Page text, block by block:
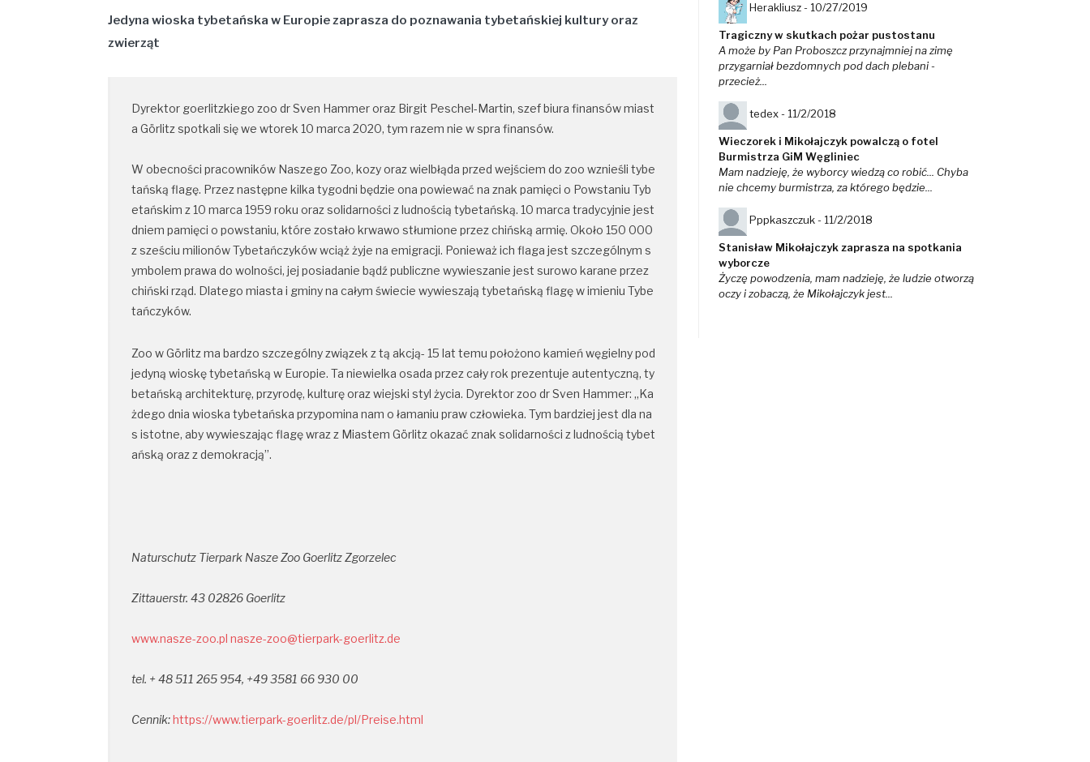
Jedyna wioska tybetańska w Europie zaprasza do poznawania tybetańskiej kultury oraz
zwierząt
Dyrektor goerlitzkiego zoo dr Sven Hammer oraz Birgit Peschel-Martin, szef biura finansów miast
a Görlitz spotkali się we wtorek 10 marca 2020, tym razem nie w spra finansów.
W obecności pracowników Naszego Zoo, kozy oraz wielbłąda przed wejściem do zoo wznieśli tybe
tańską flagę. Przez następne kilka tygodni będzie ona powiewać na znak pamięci o Powstaniu Tyb
etańskim z 10 marca 1959 roku oraz solidarności z ludnością tybetańską. 10 marca tradycyjnie jest
dniem pamięci o powstaniu, które zostało krwawo stłumione przez chińską armię. Około 150 000
z sześciu milionów Tybetańczyków wciąż żyje na emigracji. Ponieważ ich flaga jest szczególnym s
ymbolem prawa do wolności, jej posiadanie bądź publiczne wywieszanie jest surowo karane przez
chiński rząd. Dlatego miasta i gminy na całym świecie wywieszają tybetańską flagę w imieniu Tybe
tańczyków.
Zoo w Görlitz ma bardzo szczególny związek z tą akcją- 15 lat temu położono kamień węgielny pod
jedyną wioskę tybetańską w Europie. Ta niewielka osada przez cały rok prezentuje autentyczną, ty
betańską architekturę, przyrodę, kulturę oraz wiejski styl życia. Dyrektor zoo dr Sven Hammer: „Ka
żdego dnia wioska tybetańska przypomina nam o łamaniu praw człowieka. Tym bardziej jest dla na
s istotne, aby wywieszając flagę wraz z Miastem Görlitz okazać znak solidarności z ludnością tybet
ańską oraz z demokracją”.
Naturschutz Tierpark Nasze Zoo Goerlitz Zgorzelec
Zittauerstr. 43 02826 Goerlitz
www.nasze-zoo.pl nasze-zoo@tierpark-goerlitz.de
tel. + 48 511 265 954, +49 3581 66 930 00
Cennik: https://www.tierpark-goerlitz.de/pl/Preise.html
Herakliusz - 10/27/2019
Tragiczny w skutkach pożar pustostanu
A może by Pan Proboszcz przynajmniej na zimę
przygarniał bezdomnych pod dach plebani -
przecież...
tedex - 11/2/2018
Wieczorek i Mikołajczyk powalczą o fotel
Burmistrza GiM Węgliniec
Mam nadzieję, że wyborcy wiedzą co robić... Chyba
nie chcemy burmistrza, za którego będzie...
Pppkaszczuk - 11/2/2018
Stanisław Mikołajczyk zaprasza na spotkania
wyborcze
Życzę powodzenia, mam nadzieję, że ludzie otworzą
oczy i zobaczą, że Mikołajczyk jest...